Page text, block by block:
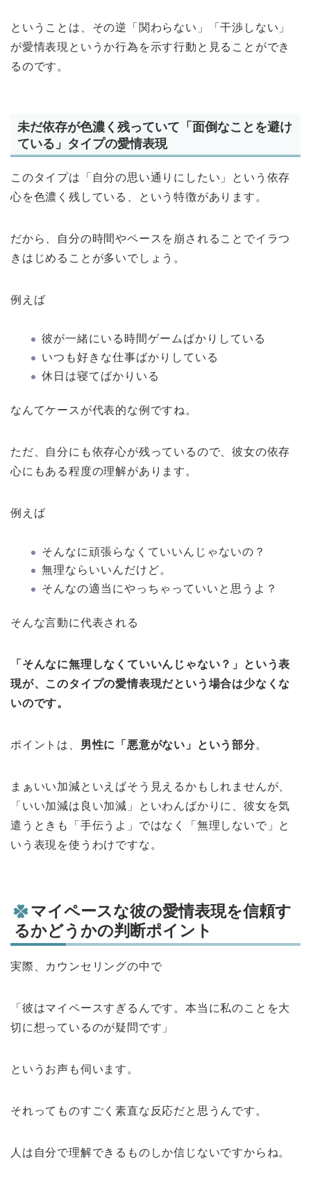
ということは、その逆「関わらない」「干渉しない」
が愛情表現というか行為を示す行動と見ることができ
るのです。
未だ依存が色濃く残っていて「面倒なことを避け
ている」タイプの愛情表現
このタイプは「自分の思い通りにしたい」という依存
心を色濃く残している、という特徴があります。
だから、自分の時間やペースを崩されることでイラつ
きはじめることが多いでしょう。
例えば
彼が一緒にいる時間ゲームばかりしている
いつも好きな仕事ばかりしている
休日は寝てばかりいる
なんてケースが代表的な例ですね。
ただ、自分にも依存心が残っているので、彼女の依存
心にもある程度の理解があります。
例えば
そんなに頑張らなくていいんじゃないの？
無理ならいいんだけど。
そんなの適当にやっちゃっていいと思うよ？
そんな言動に代表される
「そんなに無理しなくていいんじゃない？」という表
現が、このタイプの愛情表現だという場合は少なくな
いのです。
ポイントは、 男性に「悪意がない」という部分。
まぁいい加減といえばそう見えるかもしれませんが、
「いい加減は良い加減」といわんばかりに、彼女を気
遣うときも「手伝うよ」ではなく「無理しないで」と
いう表現を使うわけですな。
マイペースな彼の愛情表現を信頼す
るかどうかの判断ポイント
実際、カウンセリングの中で
「彼はマイペースすぎるんです。本当に私のことを大
切に想っているのが疑問です」
というお声も伺います。
それってものすごく素直な反応だと思うんです。
人は自分で理解できるものしか信じないですからね。